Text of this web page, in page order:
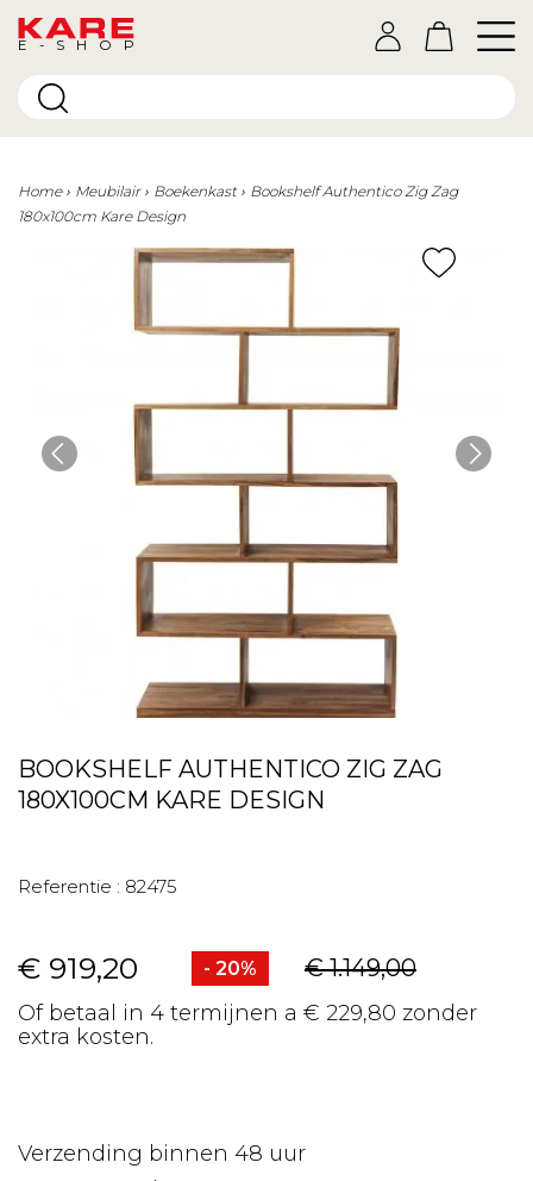
E-SHOP
Home Meubilair Boekenkast
Bookshelf Authentico Zig Zag
180x100cm Kare Design
BOOKSHELF AUTHENTICO ZIG ZAG
180X100CM KARE DESIGN
Referentie : 82475
€ 919,20 - 20% € 1.149,00
Of betaal in 4 termijnen a € 229,80 zonder
extra kosten.
Verzending binnen 48 uur